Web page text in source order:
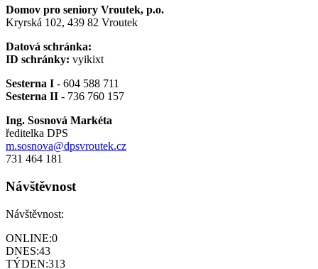
Domov pro seniory Vroutek, p.o.
Kryrská 102, 439 82 Vroutek
Datová schránka:
ID schránky: vyikixt
Sesterna I - 604 588 711
Sesterna II - 736 760 157
Ing. Sosnová Markéta
ředitelka DPS
m.sosnova@dpsvroutek.cz
731 464 181
Návštěvnost
Návštěvnost:
ONLINE:0
DNES:43
TÝDEN:313